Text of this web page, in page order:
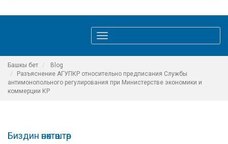
navigation
Башкы бет
Blog
Разъяснение АГУПКР относительно предписания Службы
антимонопольного регулирования при Министерстве экономики и
коммерции КР
Биздин өнөктөштөр